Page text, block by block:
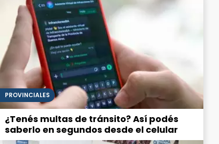
PROVINCIALES
¿Tenés multas de tránsito? Así podés
saberlo en segundos desde el celular